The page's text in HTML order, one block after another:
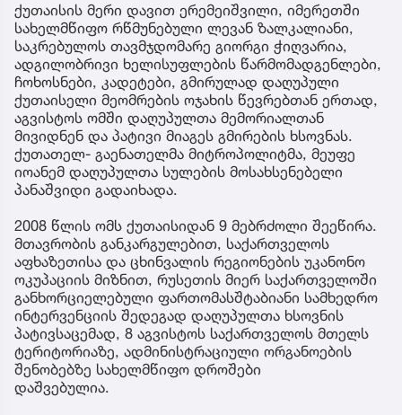
ქუთაისის მერი დავით ერემეიშვილი, იმერეთში
სახელმწიფო რწმუნებული ლევან ზალკალიანი,
საკრებულოს თავმჯდომარე გიორგი ჭიღვარია,
ადგილობრივი ხელისუფლების წარმომადგენლები,
ჩოხოსნები, კადეტები, გმირულად დაღუპული
ქუთაისელი მეომრების ოჯახის წევრებთან ერთად,
აგვისტოს ომში დაღუპულთა მემორიალთან
მივიდნენ და პატივი მიაგეს გმირების ხსოვნას.
ქუთათელ- გაენათელმა მიტროპოლიტმა, მეუფე
იოანემ დაღუპულთა სულების მოსახსენებელი
პანაშვიდი გადაიხადა.
2008 წლის ომს ქუთაისიდან 9 მებრძოლი შეეწირა.
მთავრობის განკარგულებით, საქართველოს
აფხაზეთისა და ცხინვალის რეგიონების უკანონო
ოკუპაციის მიზნით, რუსეთის მიერ საქართველოში
განხორციელებული ფართომასშტაბიანი სამხედრო
ინტერვენციის შედეგად დაღუპულთა ხსოვნის
პატივსაცემად, 8 აგვისტოს საქართველოს მთელს
ტერიტორიაზე, ადმინისტრაციული ორგანოების
შენობებზე სახელმწიფო დროშები
დაშვებულია.